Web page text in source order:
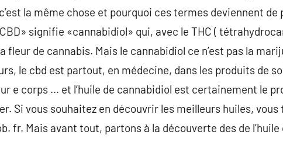
la même chose et pourquoi ces termes deviennent de
signifie «cannabidiol» qui, avec le THC (
fleur de cannabis. Mais le cannabidiol ce n’est pas la
le cbd est partout, en médecine, dans les produits de
e corps … et l’huile de cannabidiol est certainement le
Si vous souhaitez en découvrir les meilleurs huiles, vous
fr. Mais avant tout, partons à la découverte des de